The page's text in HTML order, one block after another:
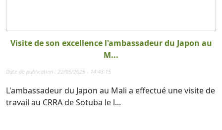
Visite de son excellence l'ambassadeur du Japon au
M...
Date de publication : 22/05/2025 - 14:43:15
L'ambassadeur du Japon au Mali a effectué une visite de
travail au CRRA de Sotuba le l...